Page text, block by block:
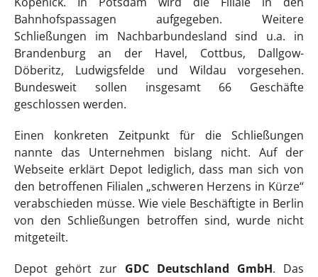
Bahnhofspassagen aufgegeben. Weitere
Schließungen im Nachbarbundesland sind u.a. in
Brandenburg an der Havel, Cottbus, Dallgow-
Döberitz, Ludwigsfelde und Wildau vorgesehen.
Bundesweit sollen insgesamt 66 Geschäfte
geschlossen werden.
Einen konkreten Zeitpunkt für die Schließungen
nannte das Unternehmen bislang nicht. Auf der
Webseite erklärt Depot lediglich, dass man sich von
den betroffenen Filialen „schweren Herzens in Kürze“
verabschieden müsse. Wie viele Beschäftigte in Berlin
von den Schließungen betroffen sind, wurde nicht
mitgeteilt.
Depot gehört zur GDC Deutschland GmbH. Das